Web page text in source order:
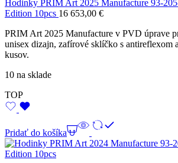
Hodinky PRIM Art 2025 Manufacture 93-
Edition 10pcs 16 653,00 €
PRIM Art 2025 Manufacture v PVD úprave
unisex dizajn, zafírové sklíčko s antireflexom
kusov.
10 na sklade
TOP
Pridať do košíka